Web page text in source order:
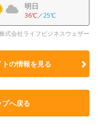
明日
36℃／25℃
式会社ライフビジネスウェザー
トの情報を見る
へ戻る